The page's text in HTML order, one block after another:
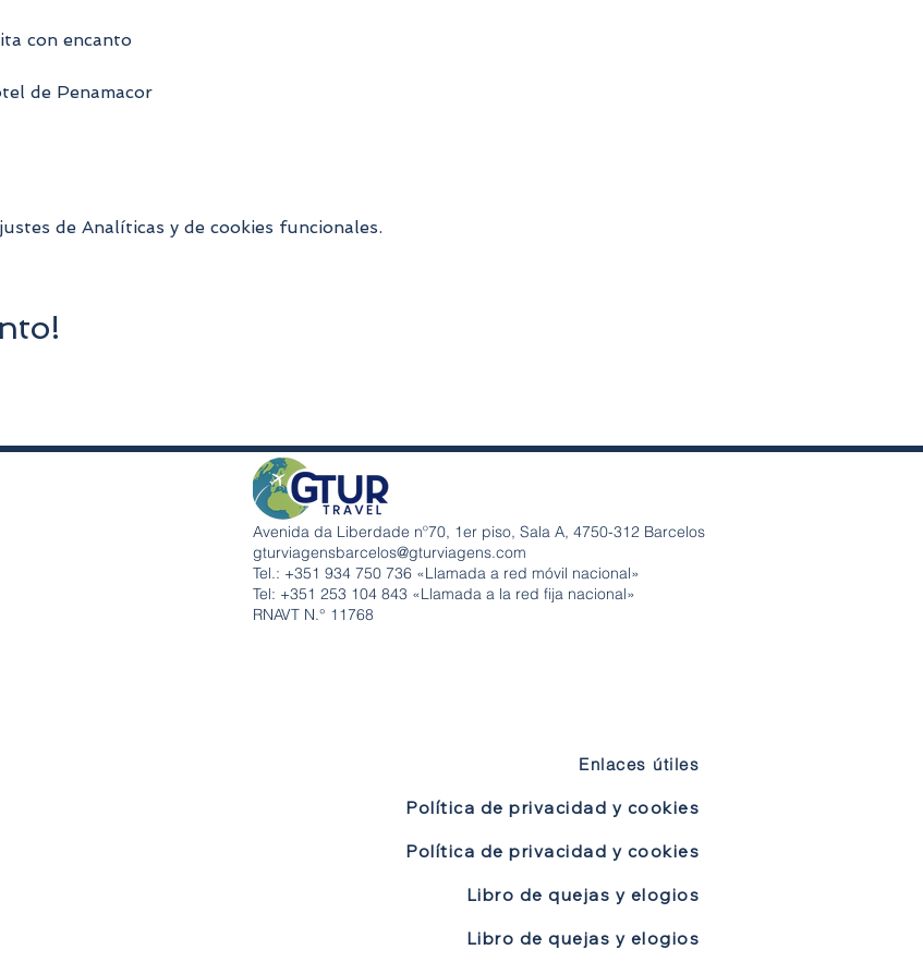
con encanto
de Penamacor
de Analíticas y de cookies funcionales.
Avenida da Liberdade nº70, 1er piso, Sala A, 4750-312 Barcelos
gturviagensbarcelos@gturviagens.com
Tel.: +351 934 750 736 «Llamada a red móvil nacional»
Tel: +351 253 104 843 «Llamada a la red fija nacional»
RNAVT N.° 11768
Enlaces útiles
Política de privacidad y cookies
Política de privacidad y cookies
Libro de quejas y elogios
Libro de quejas y elogios